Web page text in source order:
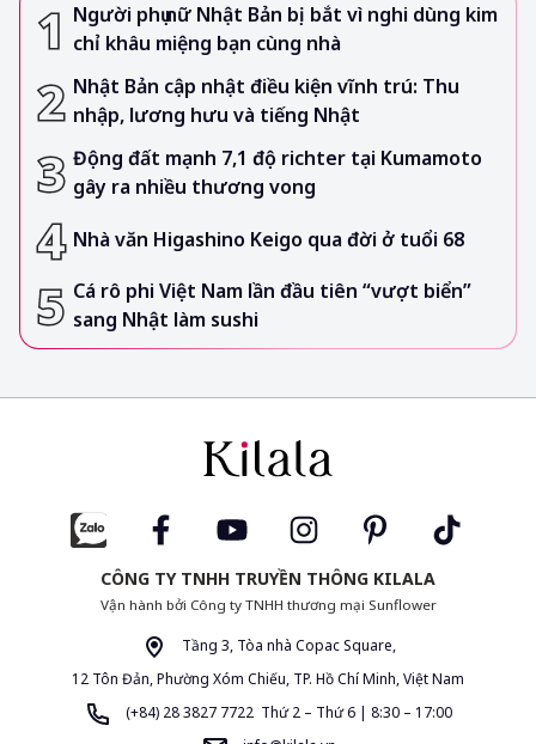
Người phụ nữ Nhật Bản bị bắt vì nghi dùng kim
chỉ khâu miệng bạn cùng nhà
Nhật Bản cập nhật điều kiện vĩnh trú: Thu
nhập, lương hưu và tiếng Nhật
Động đất mạnh 7,1 độ richter tại Kumamoto
gây ra nhiều thương vong
Nhà văn Higashino Keigo qua đời ở tuổi 68
Cá rô phi Việt Nam lần đầu tiên “vượt biển”
sang Nhật làm sushi
CÔNG TY TNHH TRUYỀN THÔNG KILALA
Vận hành bởi Công ty TNHH thương mại Sunflower
Tầng 3, Tòa nhà Copac Square,
12 Tôn Đản, Phường Xóm Chiếu, TP. Hồ Chí Minh, Việt Nam
(+84) 28 3827 7722 Thứ 2 – Thứ 6 | 8:30 – 17:00